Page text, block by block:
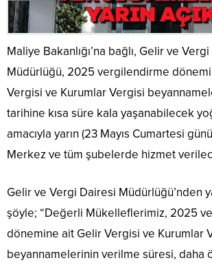
Maliye Bakanlığı’na bağlı, Gelir ve
Müdürlüğü, 2025 vergilendirme
Vergisi ve Kurumlar Vergisi
tarihine kısa süre kala yaşanabilecek
amacıyla yarın (23 Mayıs Cumartesi
Merkez ve tüm şubelerde hizmet
Gelir ve Vergi Dairesi Müdürlüğü’nden
şöyle; “Değerli Mükelleflerimiz, 2025
dönemine ait Gelir Vergisi ve Kurumlar
beyannamelerinin verilme süresi, daha